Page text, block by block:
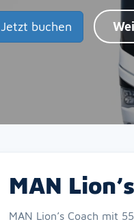
Jetzt buchen
MAN
MAN Lion’s Coach mit